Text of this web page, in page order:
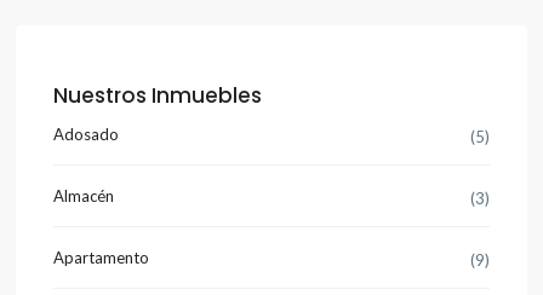
Nuestros Inmuebles
Adosado (5)
Almacén (3)
Apartamento (9)